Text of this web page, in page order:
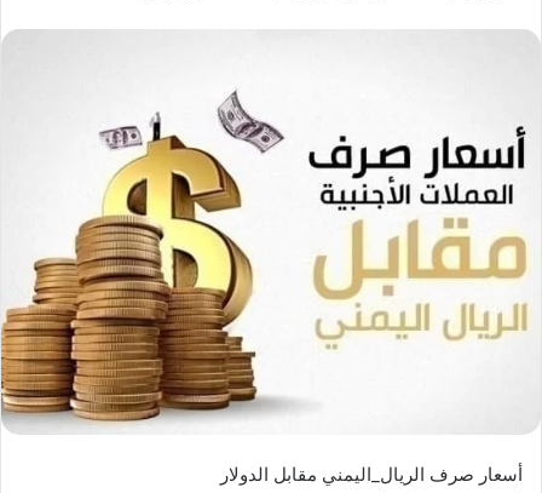
أسعار صرف الريال_اليمني مقابل الدولار